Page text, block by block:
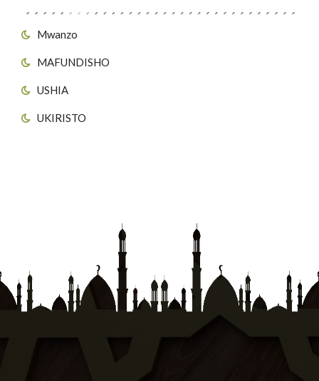
Mwanzo
MAFUNDISHO
USHIA
UKIRISTO